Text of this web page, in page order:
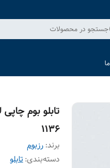
جستجو در محصولات
1136
برند: رزبوم
دسته‌بندی:تابلو